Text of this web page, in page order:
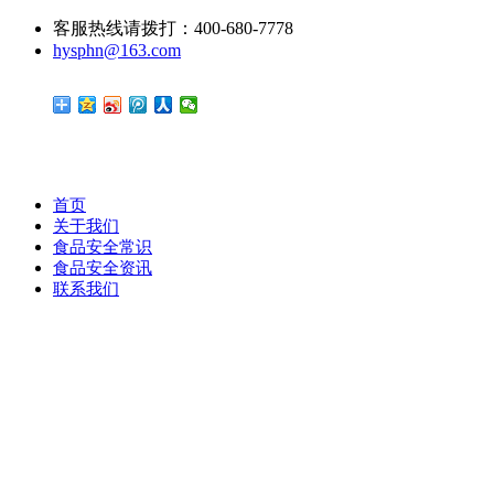
客服热线请拨打：400-680-7778
hysphn@163.com
首页
关于我们
食品安全常识
食品安全资讯
联系我们